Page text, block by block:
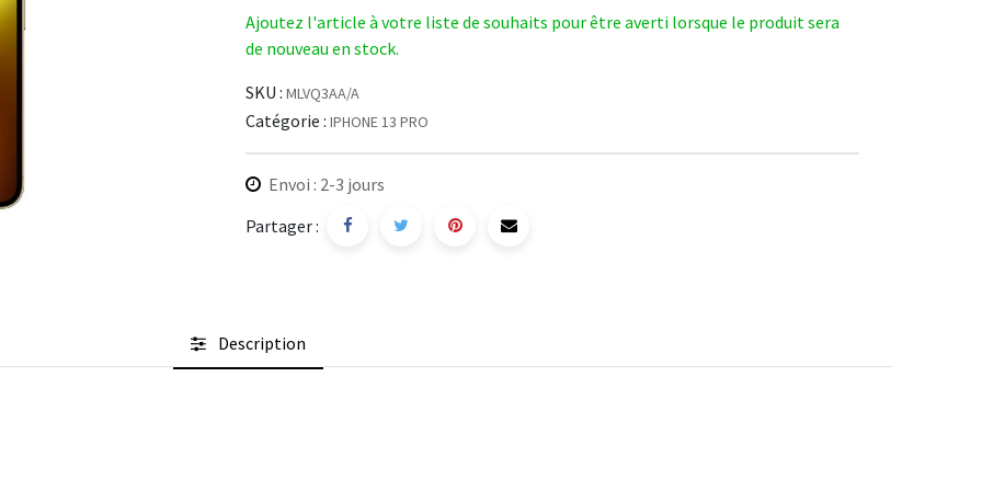
Ajoutez l'article à votre liste de souhaits pour être averti lorsque le produit sera
de nouveau en stock.
SKU : MLVQ3AA/A
Catégorie : IPHONE 13 PRO
Envoi : 2-3 jours
Partager :
Description